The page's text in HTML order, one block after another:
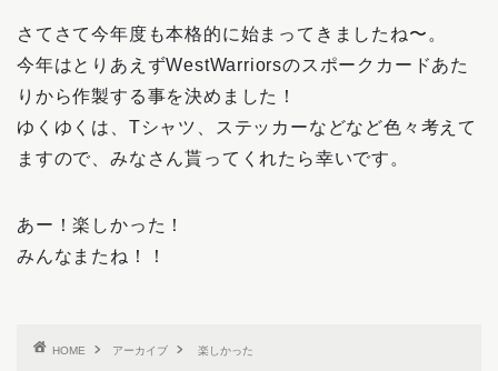
さてさて今年度も本格的に始まってきましたね〜。
今年はとりあえずWestWarriorsのスポークカードあた
りから作製する事を決めました！
ゆくゆくは、Tシャツ、ステッカーなどなど色々考えて
ますので、みなさん貰ってくれたら幸いです。
あー！楽しかった！
みんなまたね！！
HOME アーカイブ 楽しかった